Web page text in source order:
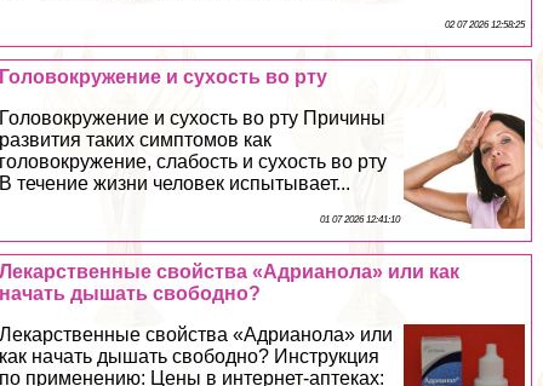
02 07 2026 12:58:25
Головокружение и сухость во рту
Головокружение и сухость во рту Причины
развития таких симптомов как
головокружение, слабость и сухость во рту
В течение жизни человек испытывает...
01 07 2026 12:41:10
Лекарственные свойства «Адрианола» или как
начать дышать свободно?
Лекарственные свойства «Адрианола» или
как начать дышать свободно? Инструкция
по применению: Цены в интернет-аптеках: